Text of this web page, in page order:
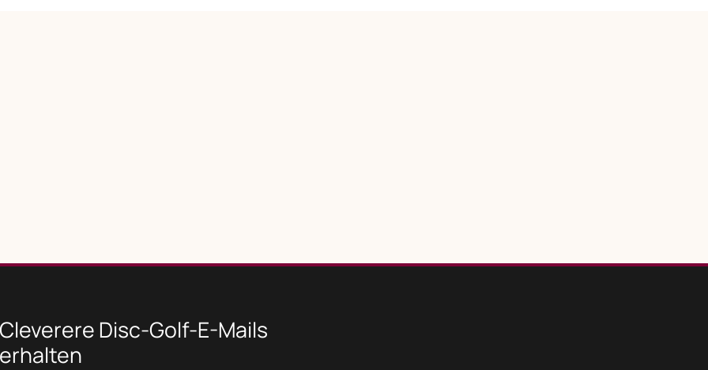
Cleverere Disc-Golf-E-Mails
erhalten